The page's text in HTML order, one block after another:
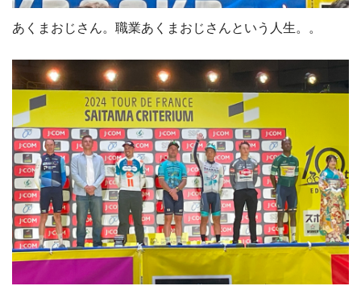
あくまおじさん。職業あくまおじさんという人生。。